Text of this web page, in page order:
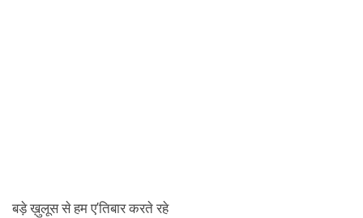
बड़े ख़ुलूस से हम ए’तिबार करते रहे